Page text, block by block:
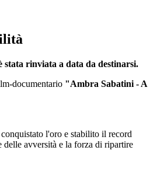
rinviata a data da destinarsi.
documentario "Ambra Sabatini - A
l'oro e stabilito il record
delle avversità e la forza di ripartire